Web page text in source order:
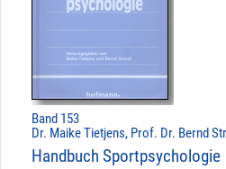
Band 153
Dr. Maike Tietjens, Prof. Dr. Bernd
Handbuch Sportpsychologie